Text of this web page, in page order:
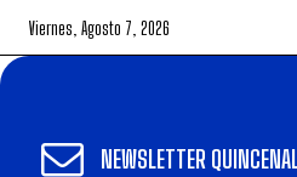
Viernes, Agosto 7, 2026
NEWSLETTER QUINCENAL